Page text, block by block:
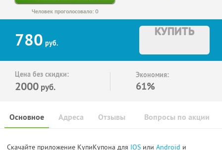
Человек проголосовало: 0
780 руб.
КУПИТЬ
Цена без скидки:
2000 руб.
Экономия:
61%
Основное Отзывы Вопросы по акции
Адреса
Скачайте приложение КупиКупона для IOS или Android и